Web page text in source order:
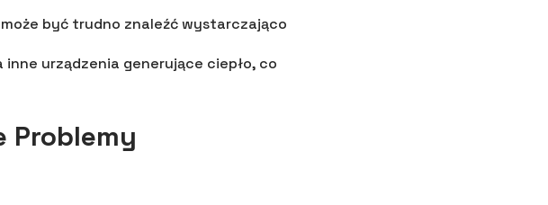
być trudno znaleźć wystarczająco
urządzenia generujące ciepło, co
Problemy